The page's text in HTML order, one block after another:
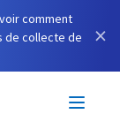
comment
de collecte de
×